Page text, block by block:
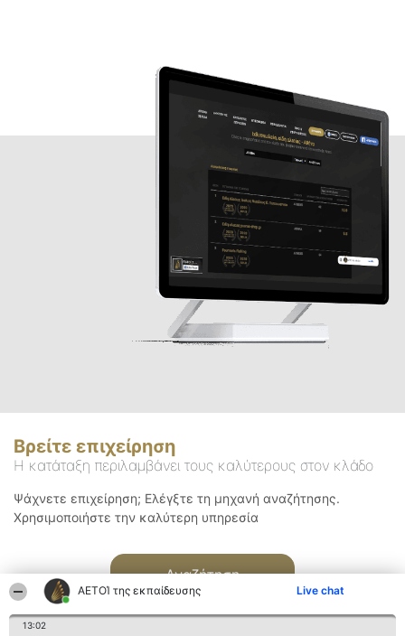
ΑΕΤΟΊ της εκπαίδευσης Live chat
13:02
Βρείτε επιχείρηση
Η κατάταξη περιλαμβάνει τους καλύτερους στον κλάδο
Ψάχνετε επιχείρηση; Ελέγξτε τη μηχανή αναζήτησης.
Χρησιμοποιήστε την καλύτερη υπηρεσία
Αναζήτηση